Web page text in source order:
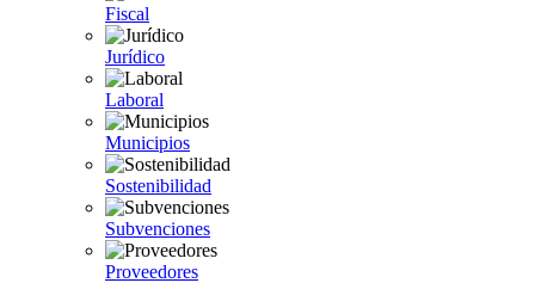
Fiscal
Jurídico
Laboral
Municipios
Sostenibilidad
Subvenciones
Proveedores